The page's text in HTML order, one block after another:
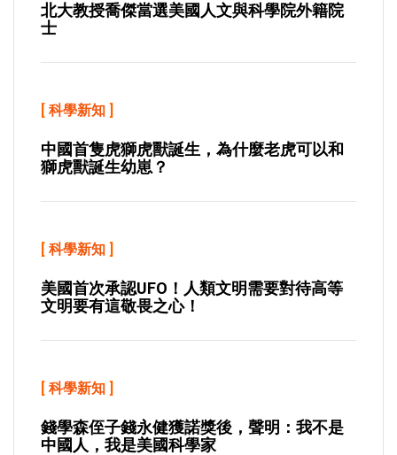
北大教授喬傑當選美國人文與科學院外籍院
士
[ 科學新知 ]
中國首隻虎獅虎獸誕生，為什麼老虎可以和
獅虎獸誕生幼崽？
[ 科學新知 ]
美國首次承認UFO！人類文明需要對待高等
文明要有這敬畏之心！
[ 科學新知 ]
錢學森侄子錢永健獲諾獎後，聲明：我不是
中國人，我是美國科學家